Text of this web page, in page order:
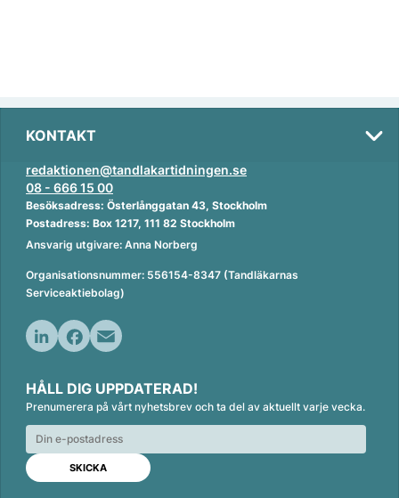
KONTAKT
redaktionen@tandlakartidningen.se
08 - 666 15 00
Besöksadress: Österlånggatan 43, Stockholm
Postadress: Box 1217, 111 82 Stockholm
Ansvarig utgivare: Anna Norberg
Organisationsnummer: 556154-8347 (Tandläkarnas
Serviceaktiebolag)
n
k
e
d
n
c
e
b
o
o
k
a
i
l
HÅLL DIG UPPDATERAD!
Prenumerera på vårt nyhetsbrev och ta del av aktuellt varje vecka.